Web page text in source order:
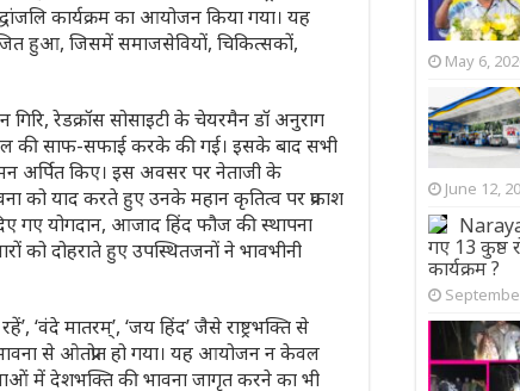
कार्यक्रम का आयोजन किया गया। यह
हुआ, जिसमें समाजसेवियों, चिकित्सकों,
रेडक्रॉस सोसाइटी के चेयरमैन डॉ अनुराग
स्थल की साफ-सफाई करके की गई। इसके बाद सभी
अर्पित किए। इस अवसर पर नेताजी के
को याद करते हुए उनके महान कृतित्व पर प्रकाश
दिए गए योगदान, आजाद हिंद फौज की स्थापना
को दोहराते हुए उपस्थितजनों ने भावभीनी
‘वंदे मातरम्’, ‘जय हिंद’ जैसे राष्ट्रभक्ति से
से ओतप्रोत हो गया। यह आयोजन न केवल
में देशभक्ति की भावना जागृत करने का भी
May 6,
June 12,
गए 13 कुष्ठ
कार्यक्रम ?